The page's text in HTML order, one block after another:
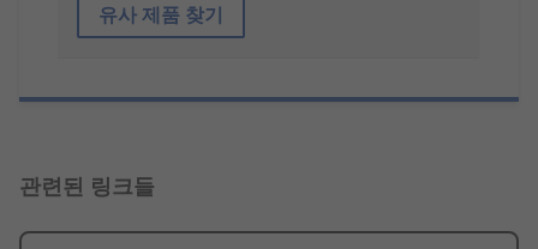
유사 제품 찾기
관련된 링크들